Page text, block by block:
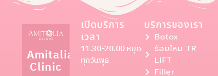
Amitalia
Clinic
เปิดบริการ
เวลา
11.30-20.00 หยุด
ทุกวันพุธ
บริการของเรา
Botox
ร้อยไหม TR
LIFT
Filler